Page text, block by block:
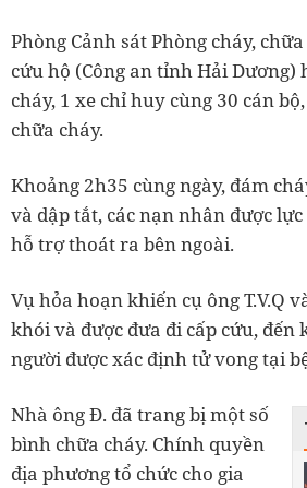
Phòng Cảnh sát Phòng cháy,
cứu hộ (Công an tỉnh Hải Dương)
cháy, 1 xe chỉ huy cùng 30 cán
chữa cháy.
Khoảng 2h35 cùng ngày, đám
và dập tắt, các nạn nhân được
hỗ trợ thoát ra bên ngoài.
Vụ hỏa hoạn khiến cụ ông T.V.Q
khói và được đưa đi cấp cứu, đến
người được xác định tử vong tại
Nhà ông Đ. đã trang bị một số
bình chữa cháy. Chính quyền
địa phương tổ chức cho gia